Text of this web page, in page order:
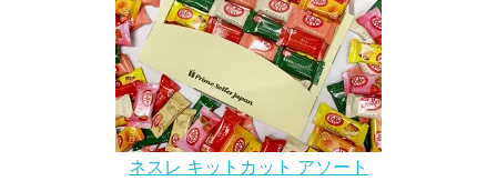
ネスレ キットカット アソート